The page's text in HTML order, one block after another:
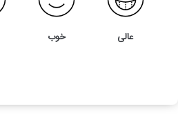
عالی خوب